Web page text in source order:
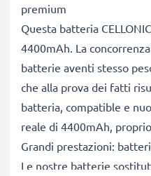
premium
Questa batteria
4400mAh. La
batterie aventi stesso
che alla prova dei fatti
batteria, compatible e
reale di 4400mAh,
Grandi prestazioni:
Le nostre batterie